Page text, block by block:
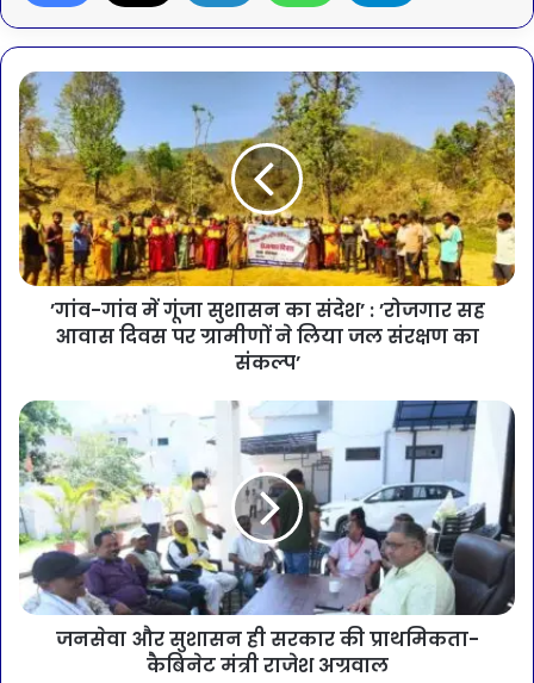
’गांव-गांव में गूंजा सुशासन का संदेश’ : ’रोजगार सह
आवास दिवस पर ग्रामीणों ने लिया जल संरक्षण का
संकल्प’
जनसेवा और सुशासन ही सरकार की प्राथमिकता-
कैबिनेट मंत्री राजेश अग्रवाल